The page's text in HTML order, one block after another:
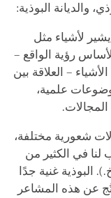
والديانة البوذية:
لأشياء مثل
رؤية الواقع –
– العلاقة بين
علمية،
المجالات.
شعورية مختلفة،
في الكثير من
البوذية غنية جدًا
عن هذه المشاعر